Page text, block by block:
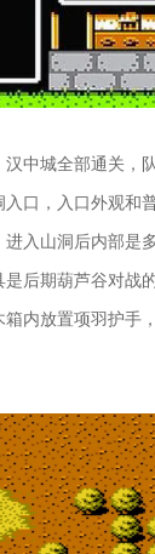
中城全部通关，
口，入口外观和
入山洞后内部是
后期葫芦谷对战
内放置项羽护手